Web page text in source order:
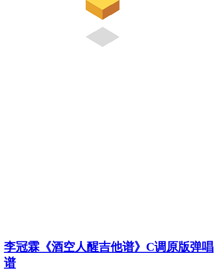
李冠霖《酒空人醒吉他谱》C调原版弹唱
谱